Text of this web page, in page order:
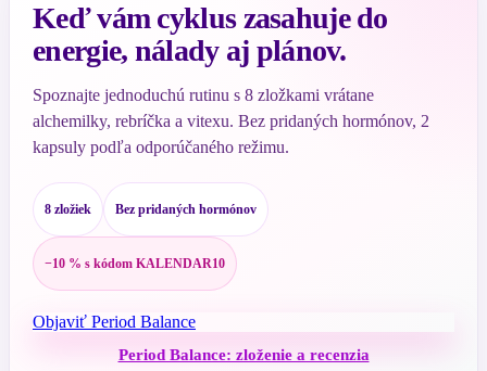
Keď vám cyklus zasahuje do
energie, nálady aj plánov.
Spoznajte jednoduchú rutinu s 8 zložkami vrátane
alchemilky, rebríčka a vitexu. Bez pridaných hormónov, 2
kapsuly podľa odporúčaného režimu.
8 zložiek Bez pridaných hormónov
−10 % s kódom KALENDAR10
Objaviť Period Balance
Period Balance: zloženie a recenzia